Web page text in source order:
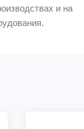
и на